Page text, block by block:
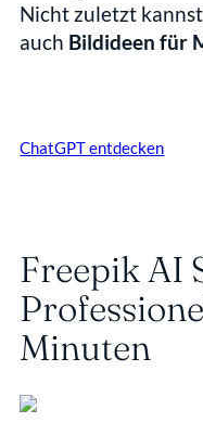
Nicht zuletzt
auch Bildideen für
ChatGPT entdecken
Freepik AI
Minuten